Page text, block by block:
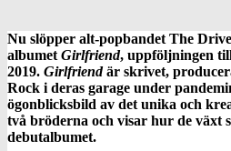
Nu slöpper alt-popbandet The
albumet Girlfriend, uppföljningen
2019. Girlfriendär skrivet,
Rock i deras garage under
ögonblicksbild av det unika och
två bröderna och visar hur de växt
debutalbumet.